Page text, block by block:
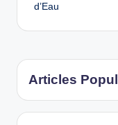
d’Eau
Articles